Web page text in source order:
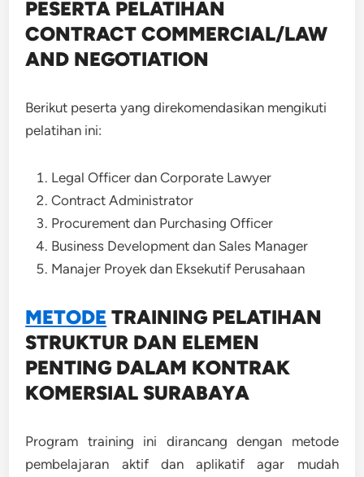
PESERTA PELATIHAN
CONTRACT COMMERCIAL/LAW
AND NEGOTIATION
Berikut peserta yang direkomendasikan mengikuti
pelatihan ini:
Legal Officer dan Corporate Lawyer
Contract Administrator
Procurement dan Purchasing Officer
Business Development dan Sales Manager
Manajer Proyek dan Eksekutif Perusahaan
METODE TRAINING PELATIHAN
STRUKTUR DAN ELEMEN
PENTING DALAM KONTRAK
KOMERSIAL SURABAYA
Program training ini dirancang dengan metode
pembelajaran aktif dan aplikatif agar mudah